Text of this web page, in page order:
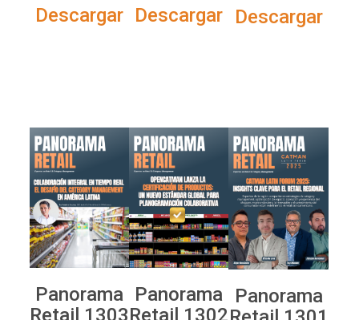
Descargar Descargar
Descargar
Panorama
Retail 1303
Panorama
Retail 1302
Panorama